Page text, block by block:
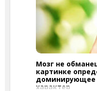
Мозг не
картинке
доминирующее
характер